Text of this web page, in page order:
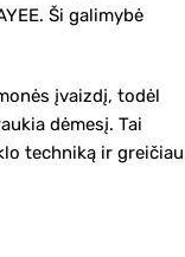
Ši galimybė
įvaizdį, todėl
dėmesį. Tai
techniką ir greičiau